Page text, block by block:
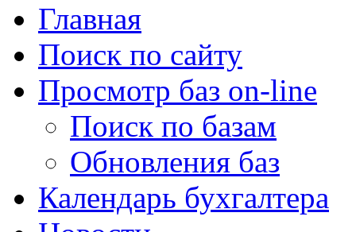
Главная
Поиск по сайту
Просмотр баз on-line
Поиск по базам
Обновления баз
Календарь бухгалтера